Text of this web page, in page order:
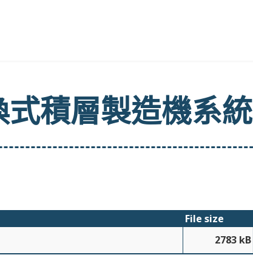
積層製造機系統
File size
2783 kB